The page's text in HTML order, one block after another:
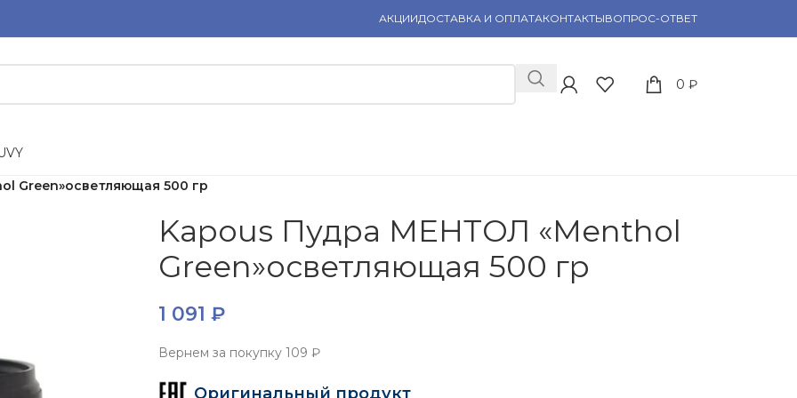
АКЦИИДОСТАВКА И ОПЛАТАКОНТАКТЫВОПРОС-ОТВЕТ
0 ₽
VY
Green»осветляющая 500 гр
Kapous Пудра МЕНТОЛ «Menthol
Green»осветляющая 500 гр
1 091 ₽
Вернем за покупку109 ₽
Оригинальный продукт